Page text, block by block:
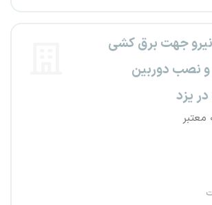
جهت برق کشی
نصب دوربین
یزد